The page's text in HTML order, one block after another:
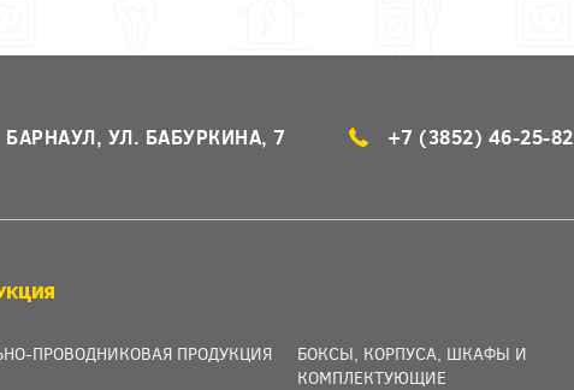
БАРНАУЛ, УЛ. БАБУРКИНА, 7 +7 (3852) 46-25-82
ПРОВОДНИКОВАЯ ПРОДУКЦИЯ
БОКСЫ, КОРПУСА, ШКАФЫ И
КОМПЛЕКТУЮЩИЕ